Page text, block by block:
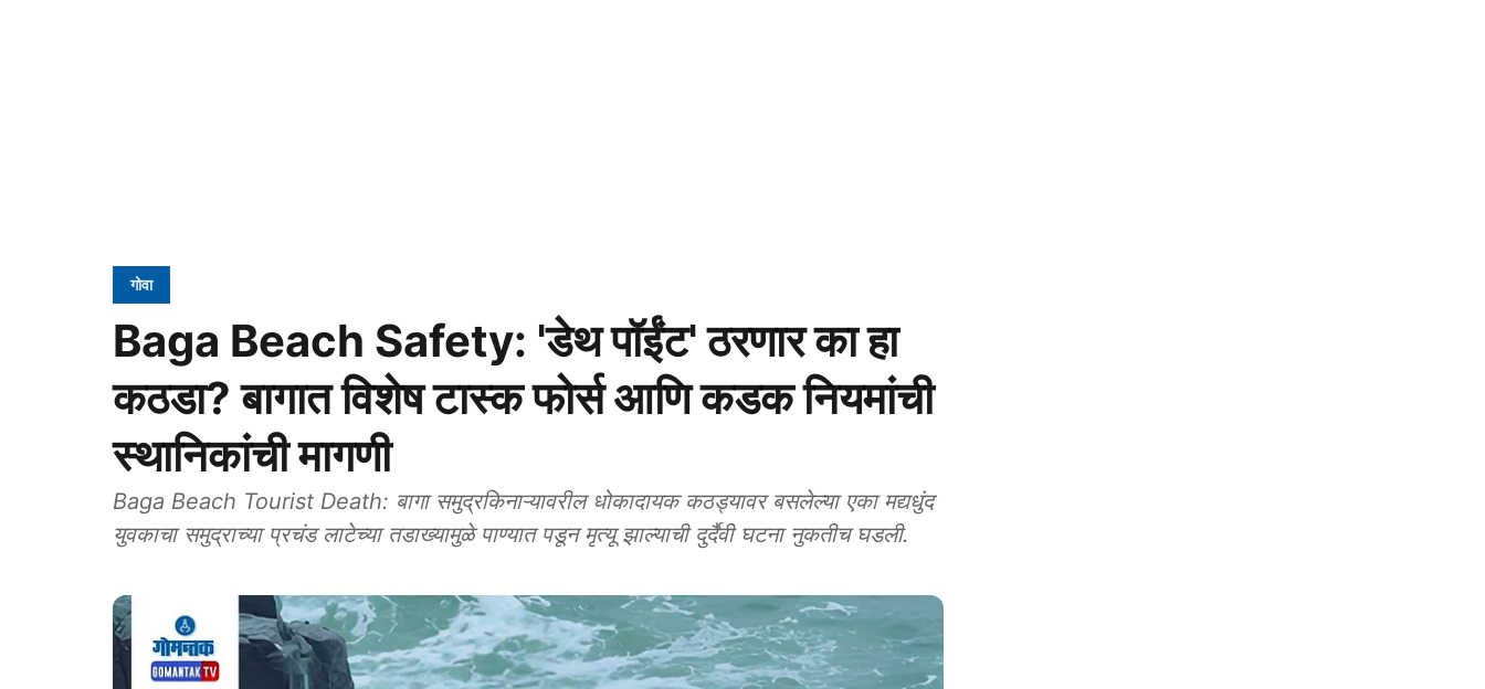
गोवा
Baga Beach Safety: 'डेथ पॉईंट' ठरणार का हा
कठडा? बागात विशेष टास्क फोर्स आणि कडक नियमांची
स्थानिकांची मागणी
Baga Beach Tourist Death: बागा समुद्रकिनाऱ्यावरील धोकादायक कठड्यावर बसलेल्या एका मद्यधुंद
युवकाचा समुद्राच्या प्रचंड लाटेच्या तडाख्यामुळे पाण्यात पडून मृत्यू झाल्याची दुर्दैवी घटना नुकतीच घडली.